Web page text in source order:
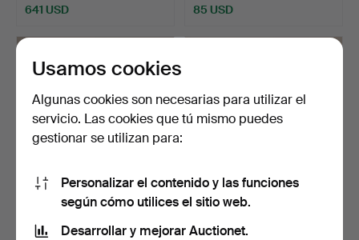
641 USD 85 USD
ESCRITORIOS. SILLÓN.
Estilo inglés, segund…
Un escritorio de roble,
primera mitad del …
Usamos cookies
Algunas cookies son necesarias para utilizar el
servicio. Las cookies que tú mismo puedes
gestionar se utilizan para:
Personalizar el contenido y las funciones
según cómo utilices el sitio web.
Desarrollar y mejorar Auctionet.